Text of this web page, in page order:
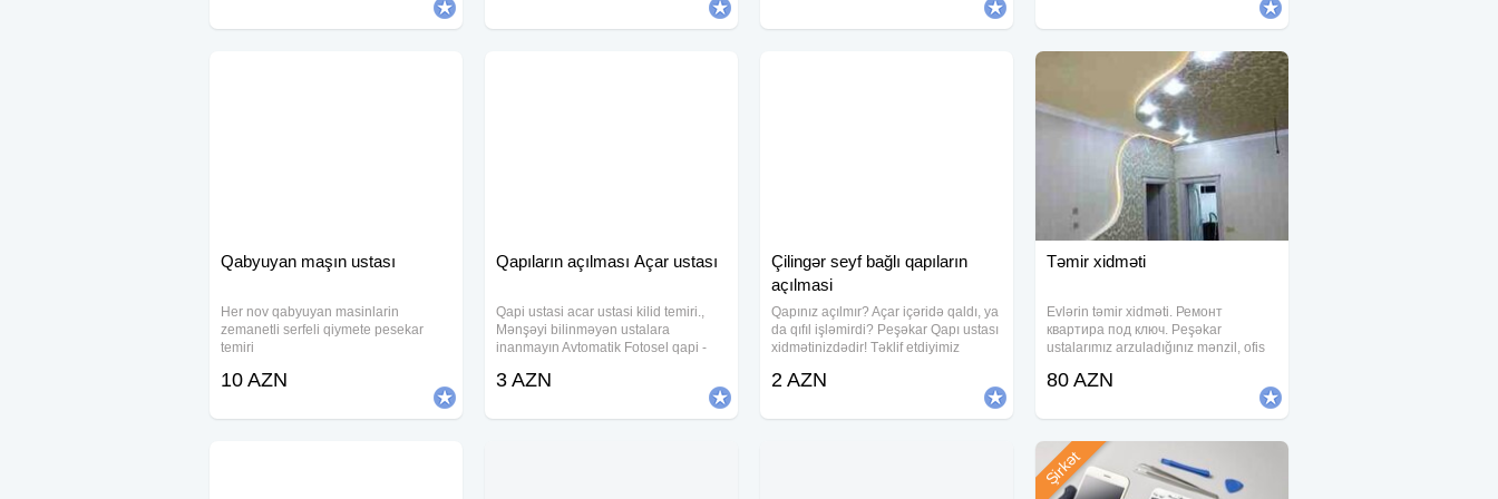
Qabyuyan maşın ustası
Her nov qabyuyan masinlarin
zemanetli serfeli qiymete pesekar
temiri
10 AZN
Qapıların açılması Açar ustası
Qapi ustasi acar ustasi kilid temiri.,
Mənşəyi bilinməyən ustalara
inanmayın Avtomatik Fotosel qapi -
ptanya Seyf qapi - acar zamok rucka
sersavin barel Suse qapi - motor petle
3 AZN
Çilingər seyf bağlı qapıların
açılmasi
Qapınız açılmır? Açar içəridə qaldı, ya
da qıfıl işləmirdi? Peşəkar Qapı ustası
xidmətinizdədir! Təklif etdiyimiz
dəmir, taxta, plastik, seyf qapıları
2 AZN
Təmir xidməti
Evlərin təmir xidməti. Ремонт
квартира под ключ. Peşəkar
ustalarımız arzuladığınız mənzil, ofis
məmnuniyyətlə görə bilər. Şirkətimiz
örtüklərinin
80 AZN
Şirkət